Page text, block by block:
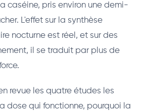
caséine, pris environ une demi-
L'effet sur la synthèse
nocturne est réel, et sur des
il se traduit par plus de
revue les quatre études les
dose qui fonctionne, pourquoi la